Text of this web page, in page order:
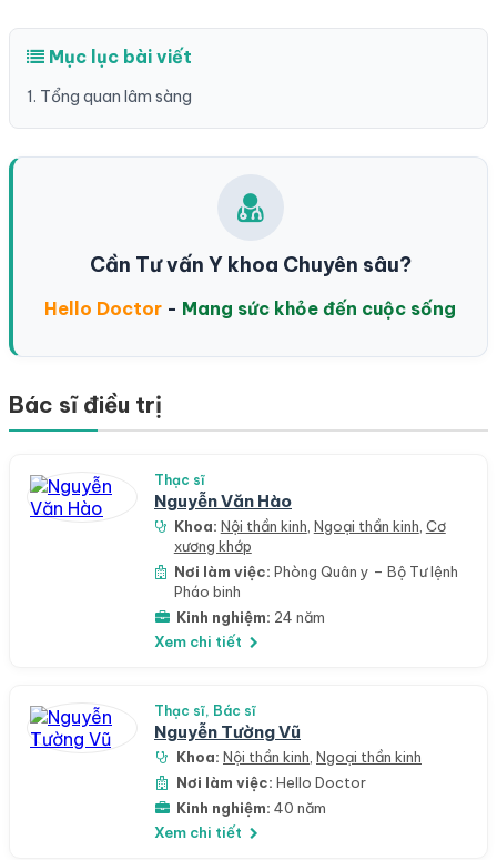
Mục lục bài viết
1. Tổng quan lâm sàng
Cần Tư vấn Y khoa Chuyên sâu?
Hello Doctor - Mang sức khỏe đến cuộc sống
Bác sĩ điều trị
Thạc sĩ
Nguyễn Văn Hào
Khoa: Nội thần kinh Ngoại thần kinh Cơ
xương khớp
Nơi làm việc: Phòng Quân y – Bộ Tư lệnh
Pháo binh
Kinh nghiệm: 24 năm
Xem chi tiết
Thạc sĩ, Bác sĩ
Nguyễn Tường Vũ
Khoa: Nội thần kinh Ngoại thần kinh
Nơi làm việc: Hello Doctor
Kinh nghiệm: 40 năm
Xem chi tiết